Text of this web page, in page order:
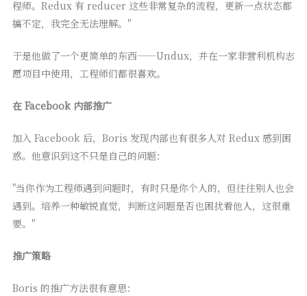
程师。Redux 有 reducer 这些非常复杂的流程，更新一点状态都
搞不定，我完全无法理解。"
于是他做了一个更简单的东西——Undux，并在一家非营利机构志
愿项目中使用，工程师们都很喜欢。
在 Facebook 内部推广
加入 Facebook 后，Boris 发现内部也有很多人对 Redux 感到困
惑。他意识到这不只是自己的问题：
"当你作为工程师遇到问题时，有时只是你个人的，但往往别人也会
遇到。培养一种敏锐直觉，判断这问题是否也困扰着他人，这很重
要。"
推广策略
Boris 的推广方法很有意思：